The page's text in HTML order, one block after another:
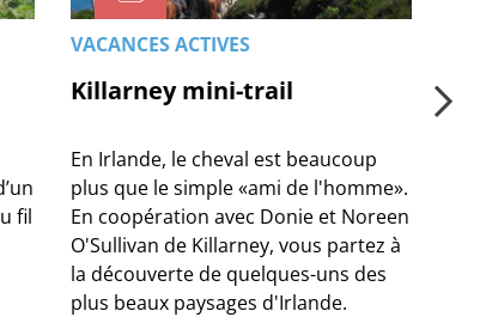
fil
VACANCES ACTIVES
Killarney mini-trail
En Irlande, le cheval est beaucoup
plus que le simple «ami de l'homme».
En coopération avec Donie et Noreen
O'Sullivan de Killarney, vous partez à
la découverte de quelques-uns des
plus beaux paysages d'Irlande.